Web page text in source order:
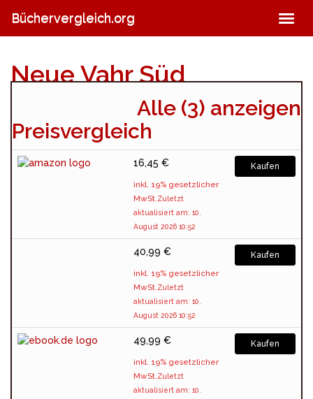
main
Büchervergleich.org
Neue Vahr Süd
Alle (3) anzeigen
Preisvergleich
16,45 €
inkl. 19% gesetzlicher
MwSt.Zuletzt
aktualisiert am: 10.
August 2026 10:52
Kaufen
40,99 €
inkl. 19% gesetzlicher
MwSt.Zuletzt
aktualisiert am: 10.
August 2026 10:52
Kaufen
49,99 €
inkl. 19% gesetzlicher
MwSt.Zuletzt
aktualisiert am: 10.
Kaufen